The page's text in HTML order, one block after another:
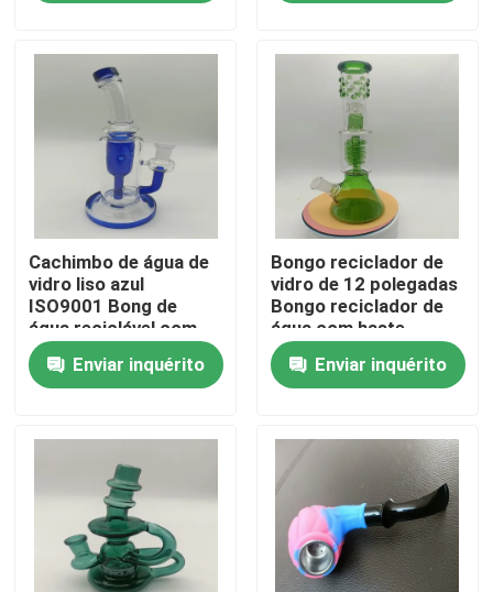
Quem Somos
Controle de Qualidade
Fale Conosco
notícias
Pedir um orçamento
Bong Banger de vidro
Bongo de água de vidro
Cachimbo de água de
vidro liso azul
ISO9001 Bong de
água reciclável com
coletor de gelo e
percoladorEnviar inquérito
Bongo reciclador de
vidro de 12 polegadas
Bongo reciclador de
água com haste
inferior
Enviar inquérito